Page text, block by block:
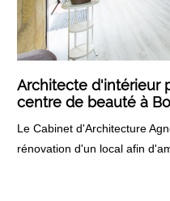
Architecte d'intérieur
centre de beauté à
Le Cabinet d'Architecture
rénovation d'un local afin